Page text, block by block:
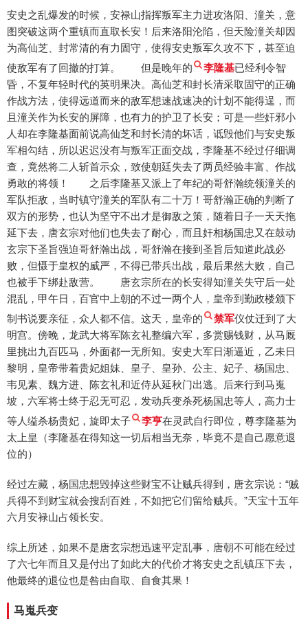
安史之乱爆发的时候，安禄山指挥叛军主力进攻洛阳、潼关，意
图突破这两个重镇而直取长安！后来洛阳沦陷，但天险潼关却因
为高仙芝、封常清的有力固守，使得安史叛军久攻不下，甚至迫
使敌军有了回撤的打算。 但是晚年的
李隆基已经利令智
昏，不复年轻时代的英明果决。高仙芝和封长清采取固守的正确
作战方法，使得远道而来的敌军想速战速决的计划不能得逞，而
且潼关作为长安的屏障，也有力的护卫了长安；可是一些奸邪小
人却在李隆基面前说高仙芝和封长清的坏话，诋毁他们与安史叛
军相勾结，所以迟迟没有与叛军正面交战，李隆基不经过仔细调
查，竟然将二人斩首示众，致使朝廷失去了两员经验丰富、作战
勇敢的将领！ 之后李隆基又派上了年纪的哥舒瀚统领潼关的
军队拒敌，当时镇守潼关的军队有二十万！哥舒瀚正确的判断了
双方的形势，也认为坚守不出才是御敌之策，随着日子一天天拖
延下去，唐玄宗对他们也失去了耐心，而且奸相杨国忠又在鼓动
玄宗下圣旨强迫哥舒瀚出战，哥舒瀚在接到圣旨后知道此战必
败，但慑于皇权的威严，不得已带兵出战，最后果然大败，自己
也被手下绑赴敌营。 唐玄宗所在的长安得知潼关失守后一处
混乱，甲午日，百官中上朝的不过一两个人，皇帝到勤政楼颁下
制书说要亲征，众人都不信。这天，皇帝的
禁军仪仗迁到了大
明宫。傍晚，龙武大将军陈玄礼整编六军，多赏赐钱财，从马厩
里挑出九百匹马，外面都一无所知。安史大军日渐逼近，乙未日
黎明，皇帝带着贵妃姐妹、皇子、皇孙、公主、妃子、杨国忠、
韦见素、魏方进、陈玄礼和近侍从延秋门出逃。后来行到马嵬
坡，六军将士终于忍无可忍，发动兵变杀死杨国忠等人，高力士
等人缢杀杨贵妃，旋即太子
李亨在灵武自行即位，尊李隆基为
太上皇（李隆基在得知这一切后相当无奈，毕竟不是自己愿意退
位的）
经过左藏，杨国忠想毁掉这些财宝不让贼兵得到，唐玄宗说：“贼
兵得不到财宝就会搜刮百姓，不如把它们留给贼兵。”天宝十五年
六月安禄山占领长安。
综上所述，如果不是唐玄宗想迅速平定乱事，唐朝不可能在经过
了六七年而且又是付出了如此大的代价才将安史之乱镇压下去，
他最终的退位也是咎由自取、自食其果！
马嵬兵变